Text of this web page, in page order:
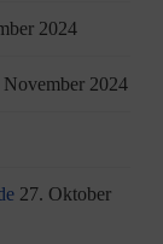
2024
November 2024
27. Oktober